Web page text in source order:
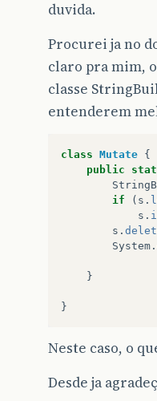
duvida.
Procurei ja no
claro pra mim,
classe
entenderem
class Mutate {
public
if
( s .
s .
s .
System .
}
}
Neste caso, o
Desde ja